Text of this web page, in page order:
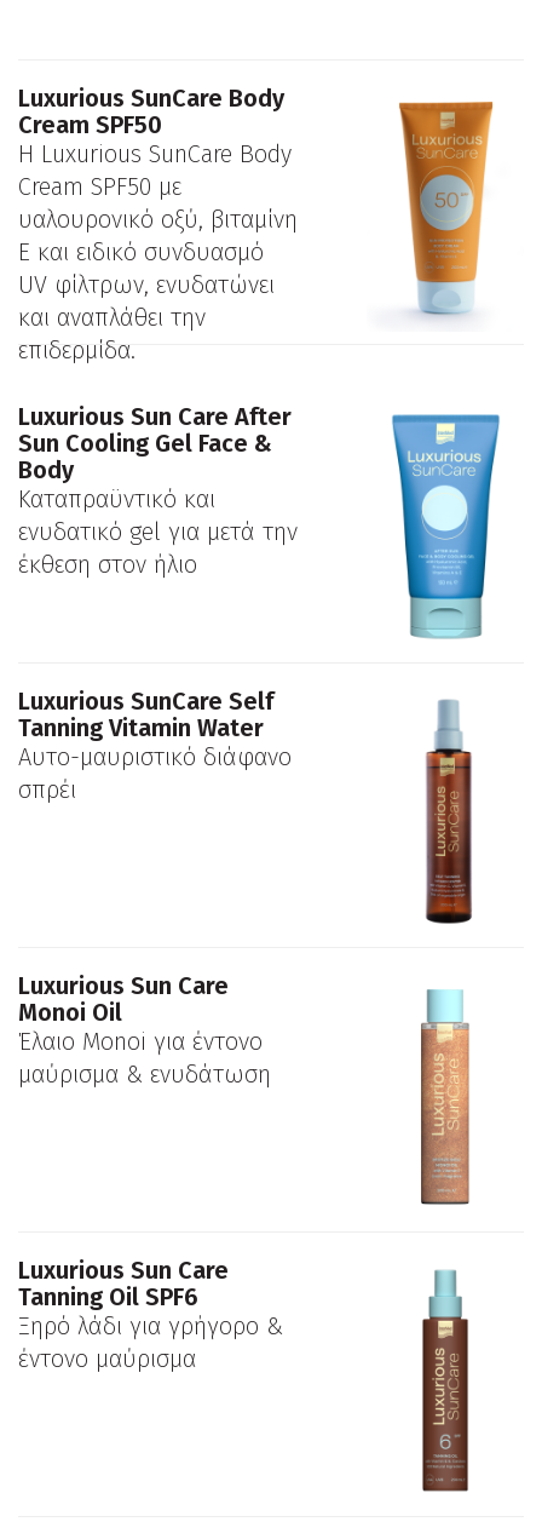
Luxurious SunCare Body
Cream SPF50
Η Luxurious SunCare Body
Cream SPF50 με
υαλουρονικό οξύ, βιταμίνη
Ε και ειδικό συνδυασμό
UV φίλτρων, ενυδατώνει
και αναπλάθει την
επιδερμίδα.
Luxurious Sun Care After
Sun Cooling Gel Face &
Body
Καταπραϋντικό και
ενυδατικό gel για μετά την
έκθεση στον ήλιο
Luxurious SunCare Self
Tanning Vitamin Water
Αυτο-μαυριστικό διάφανο
σπρέι
Luxurious Sun Care
Monoi Oil
Έλαιο Monoi για έντονο
μαύρισμα & ενυδάτωση
Luxurious Sun Care
Tanning Oil SPF6
Ξηρό λάδι για γρήγορο &
έντονο μαύρισμα